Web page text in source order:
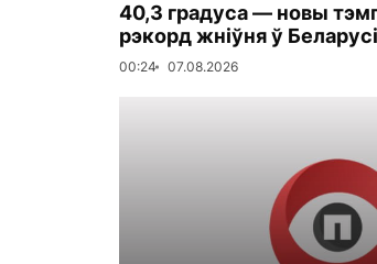
40,3 градуса — новы
рэкорд жніўня ў
00:24 07.08.2026